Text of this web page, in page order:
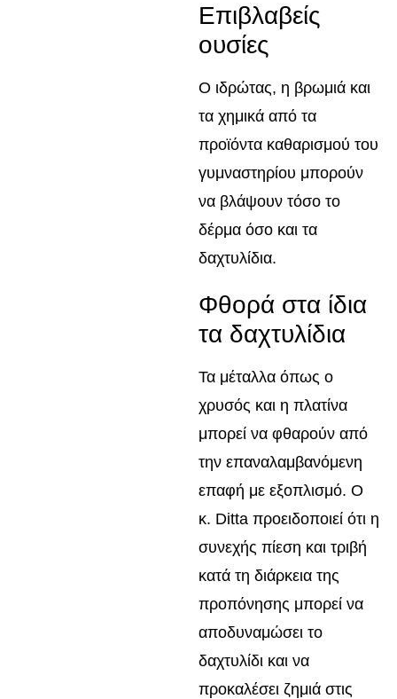
Επιβλαβείς
ουσίες
Ο ιδρώτας, η βρωμιά και
τα χημικά από τα
προϊόντα καθαρισμού του
γυμναστηρίου μπορούν
να βλάψουν τόσο το
δέρμα όσο και τα
δαχτυλίδια.
Φθορά στα ίδια
τα δαχτυλίδια
Τα μέταλλα όπως ο
χρυσός και η πλατίνα
μπορεί να φθαρούν από
την επαναλαμβανόμενη
επαφή με εξοπλισμό. Ο
κ. Ditta προειδοποιεί ότι η
συνεχής πίεση και τριβή
κατά τη διάρκεια της
προπόνησης μπορεί να
αποδυναμώσει το
δαχτυλίδι και να
προκαλέσει ζημιά στις